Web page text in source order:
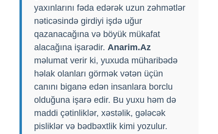
yaxınlarını fəda edərək uzun zəhmətlər
nəticəsində girdiyi işdə uğur
qazanacağına və böyük mükafat
alacağına işarədir. Anarim.Az
məlumat verir ki, yuxuda müharibədə
həlak olanları görmək vətən üçün
canını biganə edən insanlara borclu
olduğuna işarə edir. Bu yuxu həm də
maddi çətinliklər, xəstəlik, gələcək
pisliklər və bədbəxtlik kimi yozulur.